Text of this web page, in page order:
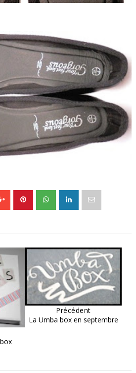
Précédent
La Umba box en septembre